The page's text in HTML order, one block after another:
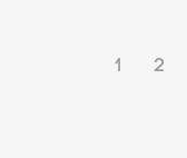
1 2